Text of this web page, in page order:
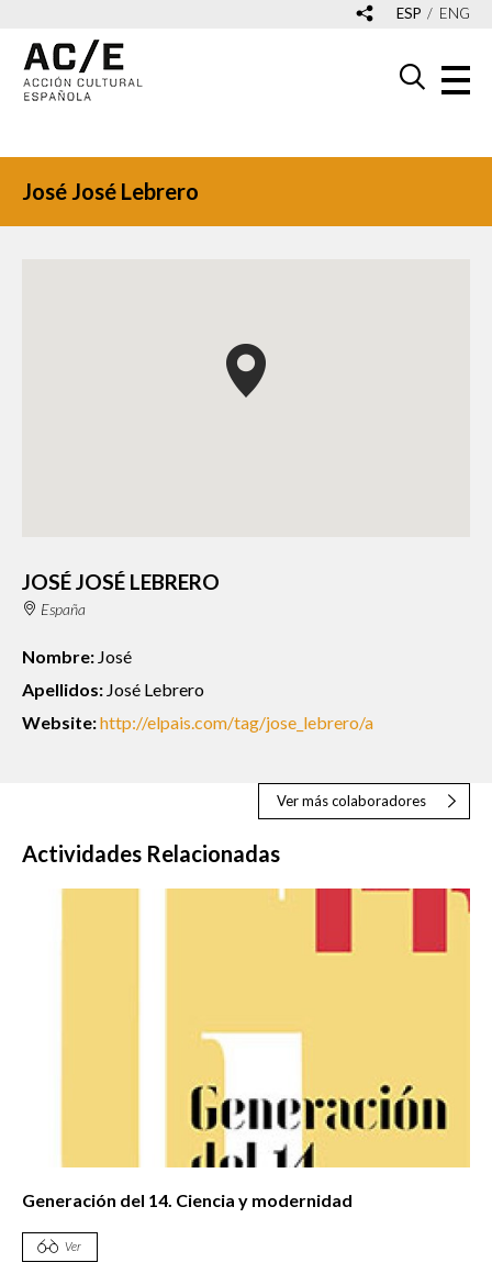
ESP ENG
José José Lebrero
JOSÉ JOSÉ LEBRERO
España
Nombre: José
Apellidos: José Lebrero
Website:http://elpais.com/tag/jose_lebrero/a
Ver más colaboradores
Actividades Relacionadas
Generación del 14. Ciencia y modernidad
Ver